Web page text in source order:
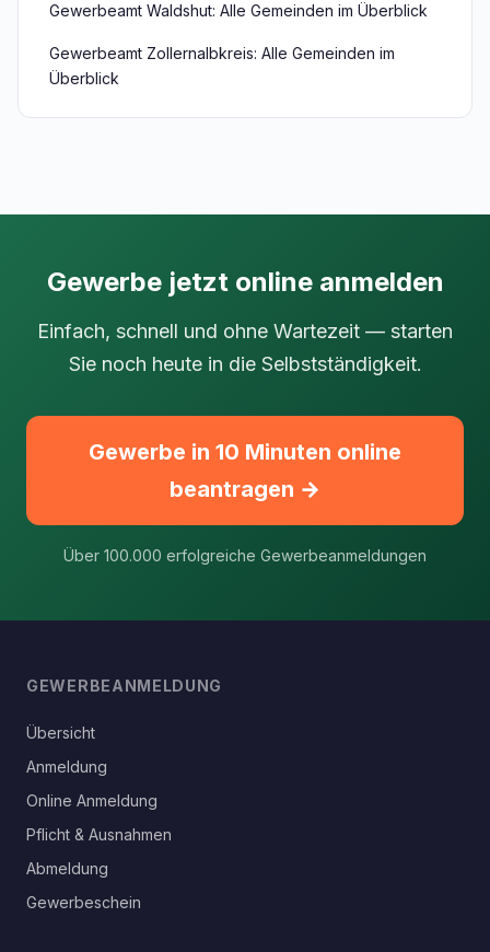
Gewerbeamt Waldshut: Alle Gemeinden im Überblick
Gewerbeamt Zollernalbkreis: Alle Gemeinden im
Überblick
Gewerbe jetzt online anmelden
Einfach, schnell und ohne Wartezeit — starten
Sie noch heute in die Selbstständigkeit.
Gewerbe in 10 Minuten online
beantragen →
Über 100.000 erfolgreiche Gewerbeanmeldungen
GEWERBEANMELDUNG
Übersicht
Anmeldung
Online Anmeldung
Pflicht & Ausnahmen
Abmeldung
Gewerbeschein